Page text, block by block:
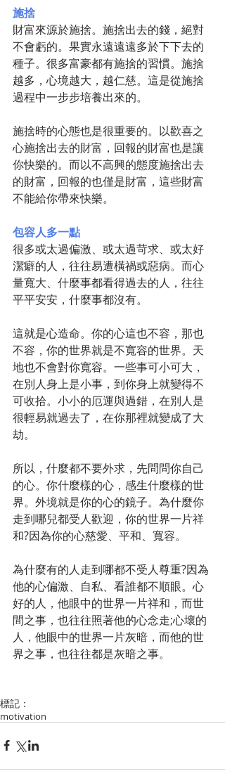
施捨
財富來源於施捨。施捨出去的錢，絕對
不會虧的。果實永遠遠遠多於下下去的
種子。很多富豪都有施捨的習慣。施捨
越多，心境越大，越仁慈。這是從施捨
過程中一步步培養出來的。
施捨時的心態也是很重要的。以歡喜之
心施捨出去的財富，回報的財富也是讓
你快樂的。而以不高興的態度施捨出去
的財富，回報的也僅是財富，這些財富
不能給你帶來快樂。
包容人多一點
很多或太過偏激、或太過苛求、或太好
潔癖的人，往往易遭橫禍或惡病。而心
量寬大、什麼事都看得過去的人，往往
平平安安，什麼事都沒有。
這就是心造命。你的心這也不容，那也
不容，你的世界就是不寬容的世界。天
地也不會對你寬容。一些事可小可大，
在別人身上是小事，到你身上就變得不
可收拾。小小的厄運與過錯，在別人是
很輕易就過去了，在你那裡就變成了大
劫。
所以，什麼都不要外求，先問問你自己
的心。你什麼樣的心，感生什麼樣的世
界。外境就是你的心的鏡子。為什麼你
走到哪兒都受人歡迎，你的世界一片祥
和?因為你的心慈愛、平和、寬容。
為什麼有的人走到哪都不受人尊重?因為
他的心偏激、自私、看誰都不順眼。心
好的人，他眼中的世界一片祥和，而世
間之事，也往往照著他的心念走;心壞的
人，他眼中的世界一片灰暗，而他的世
界之事，也往往都是灰暗之事。
標記：
motivation